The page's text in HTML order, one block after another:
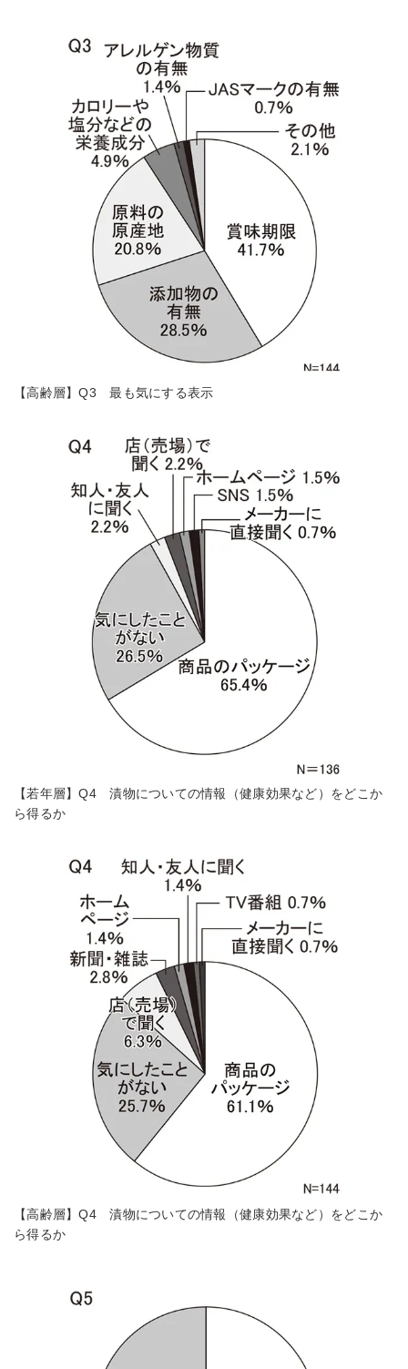
【高齢層】Q3 最も気にする表示
【若年層】Q4 漬物についての情報（健康効果など）をどこか
ら得るか
【高齢層】Q4 漬物についての情報（健康効果など）をどこか
ら得るか